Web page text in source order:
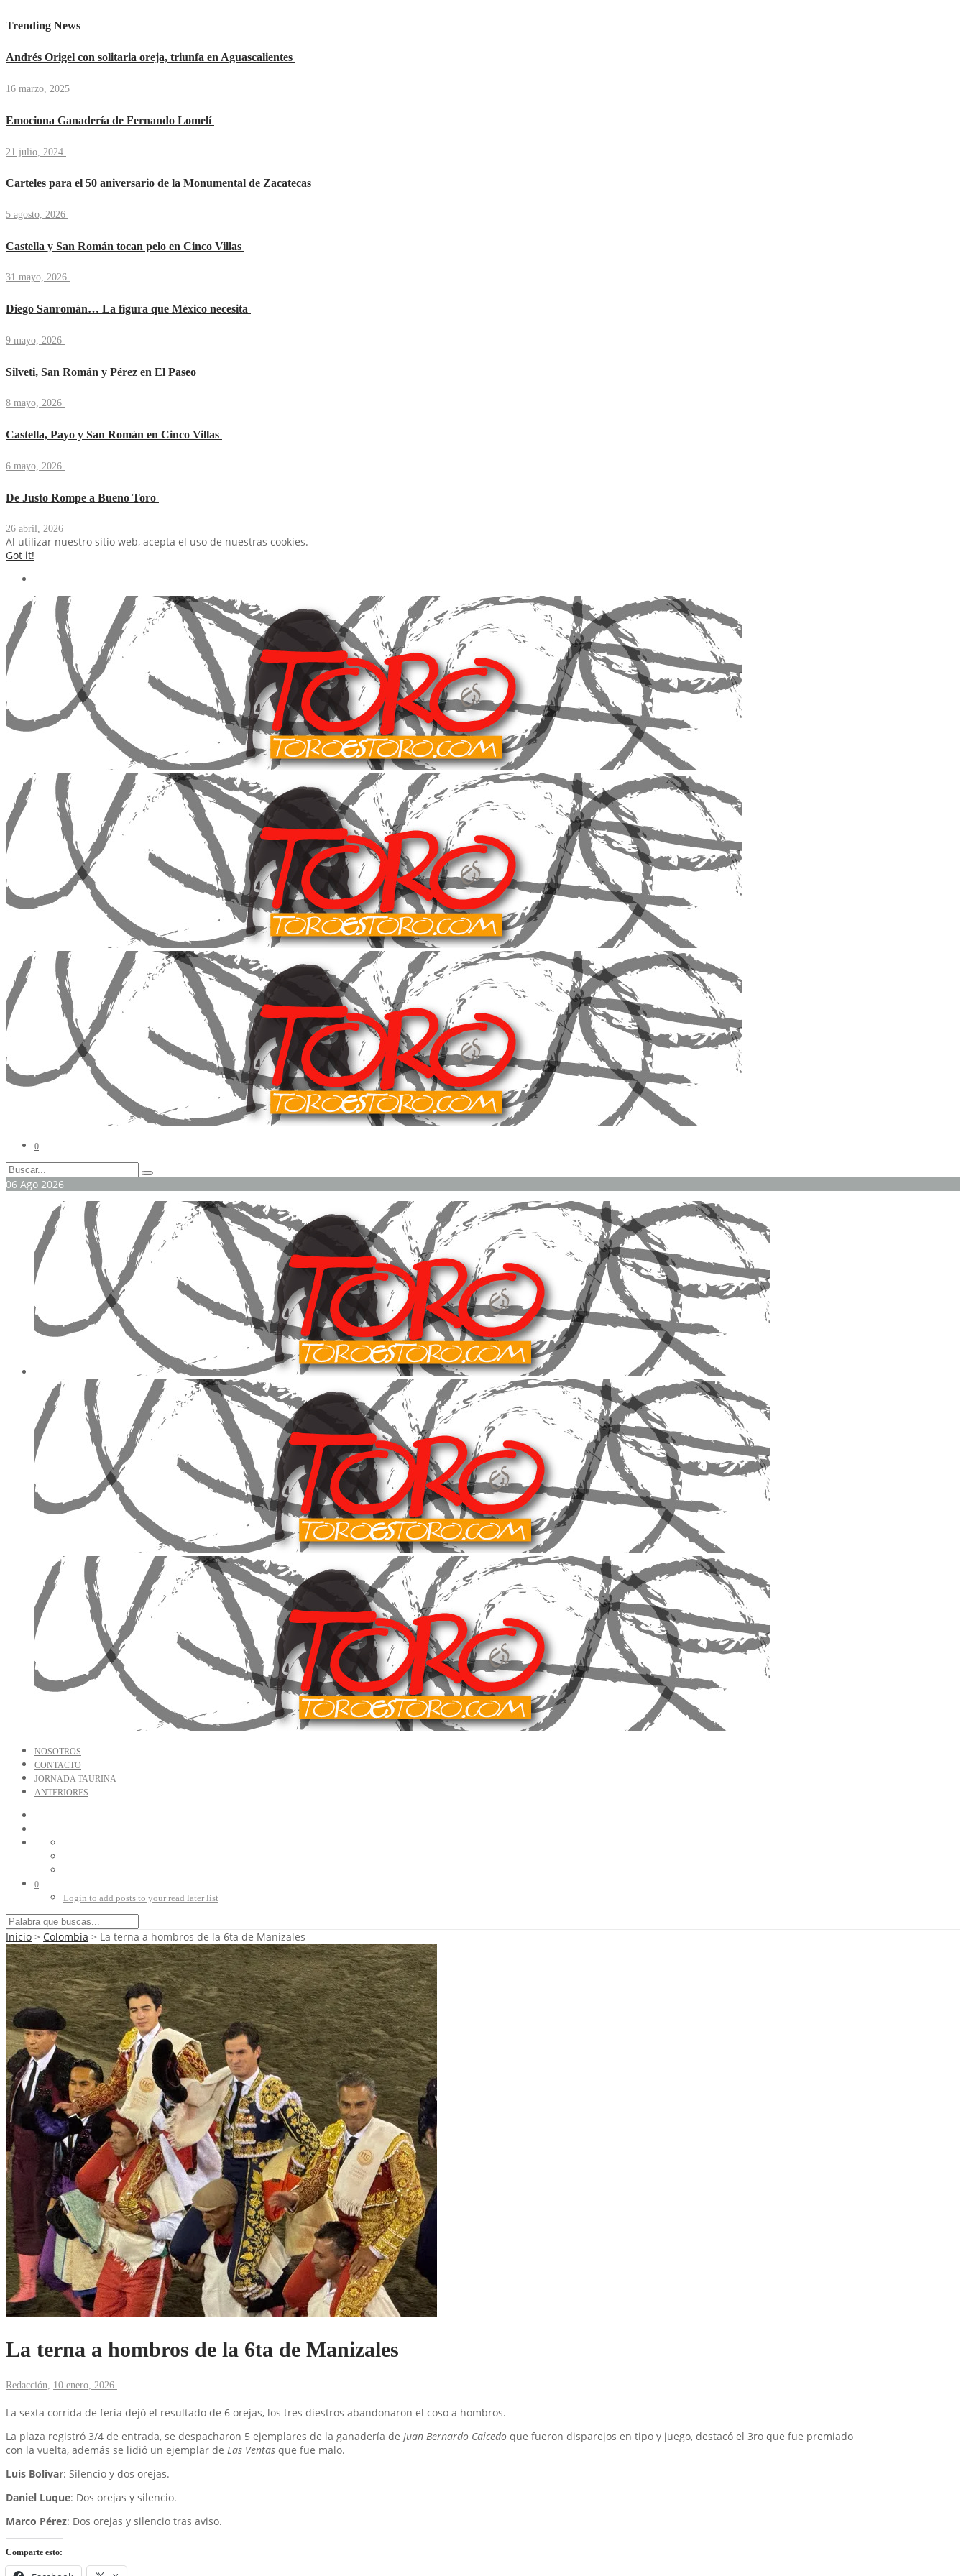
Trending News
Andrés Origel con solitaria oreja, triunfa en Aguascalientes
16 marzo, 2025
Emociona Ganadería de Fernando Lomelí
21 julio, 2024
Carteles para el 50 aniversario de la Monumental de Zacatecas
5 agosto, 2026
Castella y San Román tocan pelo en Cinco Villas
31 mayo, 2026
Diego Sanromán… La figura que México necesita
9 mayo, 2026
Silveti, San Román y Pérez en El Paseo
8 mayo, 2026
Castella, Payo y San Román en Cinco Villas
6 mayo, 2026
De Justo Rompe a Bueno Toro
26 abril, 2026
Al utilizar nuestro sitio web, acepta el uso de nuestras cookies.
Got it!
0
06 Ago 2026
NOSOTROS
CONTACTO
JORNADA TAURINA
ANTERIORES
0
Login to add posts to your read later list
Inicio > Colombia > La terna a hombros de la 6ta de Manizales
La terna a hombros de la 6ta de Manizales
Redacción, 10 enero, 2026
La sexta corrida de feria dejó el resultado de 6 orejas, los tres diestros abandonaron el coso a hombros.
La plaza registró 3/4 de entrada, se despacharon 5 ejemplares de la ganadería de Juan Bernardo Caicedo que fueron disparejos en tipo y juego, destacó el 3ro que fue premiado
con la vuelta, además se lidió un ejemplar de Las Ventas que fue malo.
Luis Bolivar: Silencio y dos orejas.
Daniel Luque: Dos orejas y silencio.
Marco Pérez: Dos orejas y silencio tras aviso.
Comparte esto: